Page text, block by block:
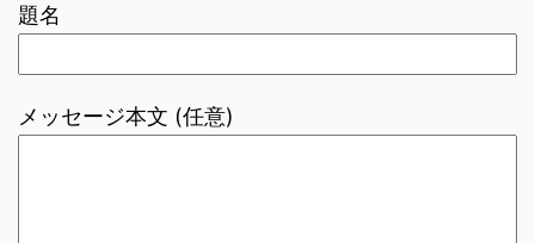
題名
メッセージ本文 (任意)